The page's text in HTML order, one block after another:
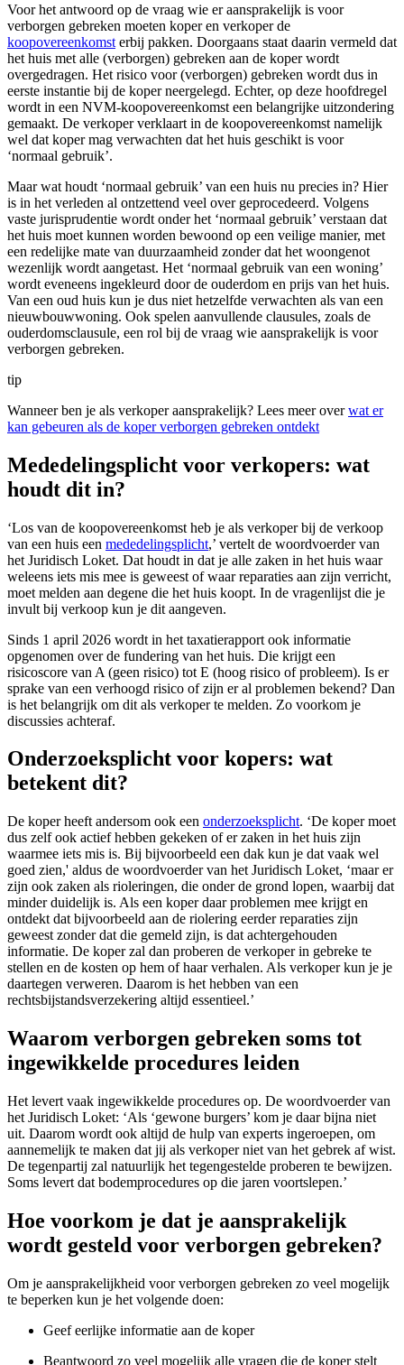
Voor het antwoord op de vraag wie er aansprakelijk is voor
verborgen gebreken moeten koper en verkoper de
koopovereenkomst erbij pakken. Doorgaans staat daarin vermeld dat
het huis met alle (verborgen) gebreken aan de koper wordt
overgedragen. Het risico voor (verborgen) gebreken wordt dus in
eerste instantie bij de koper neergelegd. Echter, op deze hoofdregel
wordt in een NVM-koopovereenkomst een belangrijke uitzondering
gemaakt. De verkoper verklaart in de koopovereenkomst namelijk
wel dat koper mag verwachten dat het huis geschikt is voor
‘normaal gebruik’.
Maar wat houdt ‘normaal gebruik’ van een huis nu precies in? Hier
is in het verleden al ontzettend veel over geprocedeerd. Volgens
vaste jurisprudentie wordt onder het ‘normaal gebruik’ verstaan dat
het huis moet kunnen worden bewoond op een veilige manier, met
een redelijke mate van duurzaamheid zonder dat het woongenot
wezenlijk wordt aangetast. Het ‘normaal gebruik van een woning’
wordt eveneens ingekleurd door de ouderdom en prijs van het huis.
Van een oud huis kun je dus niet hetzelfde verwachten als van een
nieuwbouwwoning. Ook spelen aanvullende clausules, zoals de
ouderdomsclausule, een rol bij de vraag wie aansprakelijk is voor
verborgen gebreken.
tip
Wanneer ben je als verkoper aansprakelijk? Lees meer overwat er
kan gebeuren als de koper verborgen gebreken ontdekt
Mededelingsplicht voor verkopers: wat
houdt dit in?
‘Los van de koopovereenkomst heb je als verkoper bij de verkoop
van een huis een mededelingsplicht,’ vertelt de woordvoerder van
het Juridisch Loket. Dat houdt in dat je alle zaken in het huis waar
weleens iets mis mee is geweest of waar reparaties aan zijn verricht,
moet melden aan degene die het huis koopt. In de vragenlijst die je
invult bij verkoop kun je dit aangeven.
Sinds 1 april 2026 wordt in het taxatierapport ook informatie
opgenomen over de fundering van het huis. Die krijgt een
risicoscore van A (geen risico) tot E (hoog risico of probleem). Is er
sprake van een verhoogd risico of zijn er al problemen bekend? Dan
is het belangrijk om dit als verkoper te melden. Zo voorkom je
discussies achteraf.
Onderzoeksplicht voor kopers: wat
betekent dit?
De koper heeft andersom ook een onderzoeksplicht. ‘De koper moet
dus zelf ook actief hebben gekeken of er zaken in het huis zijn
waarmee iets mis is. Bij bijvoorbeeld een dak kun je dat vaak wel
goed zien,' aldus de woordvoerder van het Juridisch Loket, ‘maar er
zijn ook zaken als rioleringen, die onder de grond lopen, waarbij dat
minder duidelijk is. Als een koper daar problemen mee krijgt en
ontdekt dat bijvoorbeeld aan de riolering eerder reparaties zijn
geweest zonder dat die gemeld zijn, is dat achtergehouden
informatie. De koper zal dan proberen de verkoper in gebreke te
stellen en de kosten op hem of haar verhalen. Als verkoper kun je je
daartegen verweren. Daarom is het hebben van een
rechtsbijstandsverzekering altijd essentieel.’
Waarom verborgen gebreken soms tot
ingewikkelde procedures leiden
Het levert vaak ingewikkelde procedures op. De woordvoerder van
het Juridisch Loket: ‘Als ‘gewone burgers’ kom je daar bijna niet
uit. Daarom wordt ook altijd de hulp van experts ingeroepen, om
aannemelijk te maken dat jij als verkoper niet van het gebrek af wist.
De tegenpartij zal natuurlijk het tegengestelde proberen te bewijzen.
Soms levert dat bodemprocedures op die jaren voortslepen.’
Hoe voorkom je dat je aansprakelijk
wordt gesteld voor verborgen gebreken?
Om je aansprakelijkheid voor verborgen gebreken zo veel mogelijk
te beperken kun je het volgende doen:
Geef eerlijke informatie aan de koper
Beantwoord zo veel mogelijk alle vragen die de koper stelt